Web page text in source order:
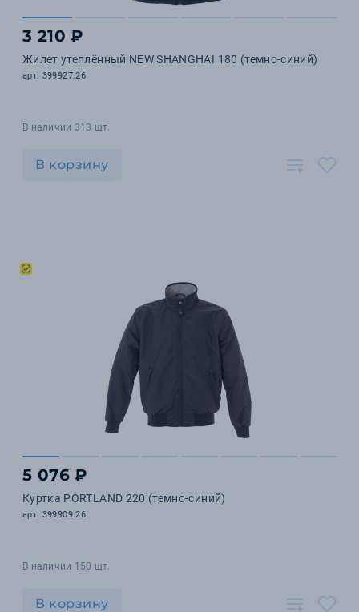
3 210 ₽
Жилет утеплённый NEW SHANGHAI 180 (темно-синий)
арт. 399927.26
В наличии 313 шт.
В корзину
5 076 ₽
Куртка PORTLAND 220 (темно-синий)
арт. 399909.26
В наличии 150 шт.
В корзину